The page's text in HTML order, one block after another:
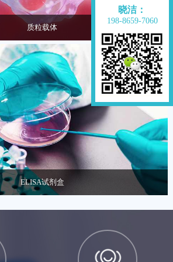
晓洁：
198-8659-7060
质粒载体
拥有1000余种常用载体供您选择，保证和官方提供的序
列完全一...
ELISA试剂盒